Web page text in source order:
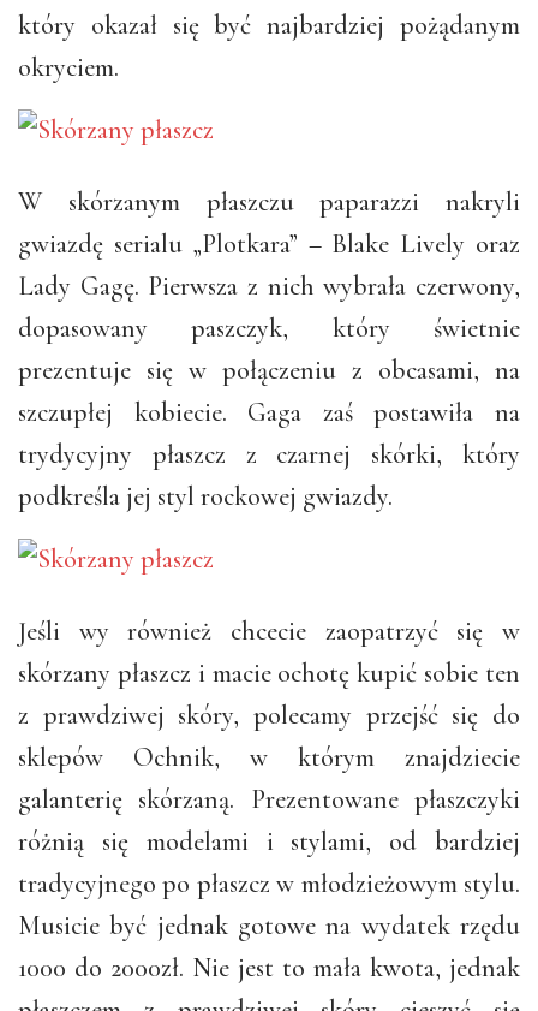
który okazał się być najbardziej pożądanym
okryciem.
W skórzanym płaszczu paparazzi nakryli
gwiazdę serialu „Plotkara” – Blake Lively oraz
Lady Gagę. Pierwsza z nich wybrała czerwony,
dopasowany paszczyk, który świetnie
prezentuje się w połączeniu z obcasami, na
szczupłej kobiecie. Gaga zaś postawiła na
trydycyjny płaszcz z czarnej skórki, który
podkreśla jej styl rockowej gwiazdy.
Jeśli wy również chcecie zaopatrzyć się w
skórzany płaszcz i macie ochotę kupić sobie ten
z prawdziwej skóry, polecamy przejść się do
sklepów Ochnik, w którym znajdziecie
galanterię skórzaną. Prezentowane płaszczyki
różnią się modelami i stylami, od bardziej
tradycyjnego po płaszcz w młodzieżowym stylu.
Musicie być jednak gotowe na wydatek rzędu
1000 do 2000zł. Nie jest to mała kwota, jednak